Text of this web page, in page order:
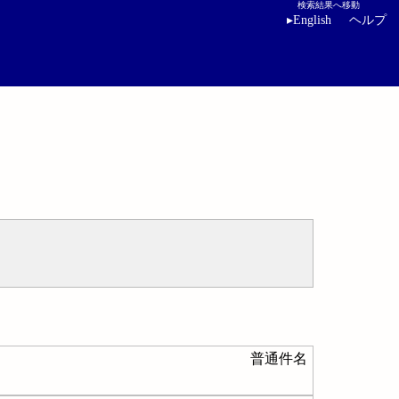
検索結果へ移動
▸English ヘルプ
普通件名